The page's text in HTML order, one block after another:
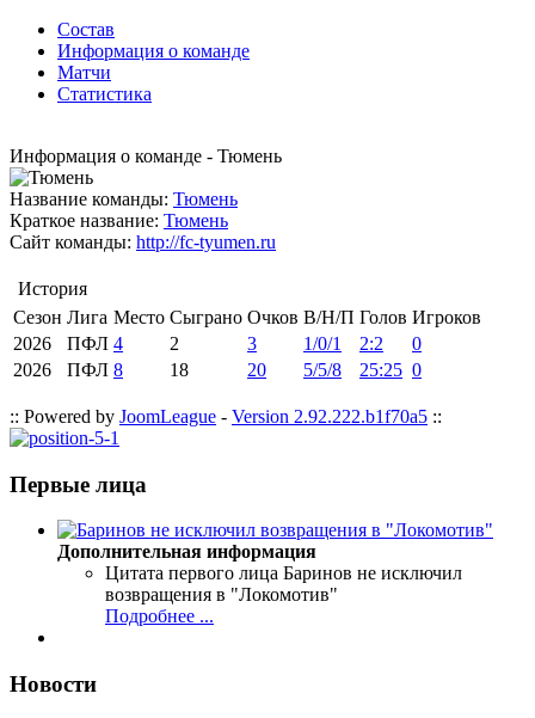
Состав
Информация о команде
Матчи
Статистика
Информация о команде - Тюмень
Название команды: Тюмень
Краткое название: Тюмень
Сайт команды: http://fc-tyumen.ru
История
Сезон Лига Место Сыграно Очков В/Н/П Голов Игроков
2026
ПФЛ 4 2 3 1/0/1 2:2
0
2026
ПФЛ 8 18 20 5/5/8 25:25 0
:: Powered by JoomLeague - Version 2.92.222.b1f70a5 ::
Первые лица
Дополнительная информация
Цитата первого лица Баринов не исключил
возвращения в "Локомотив"
Подробнее ...
Новости